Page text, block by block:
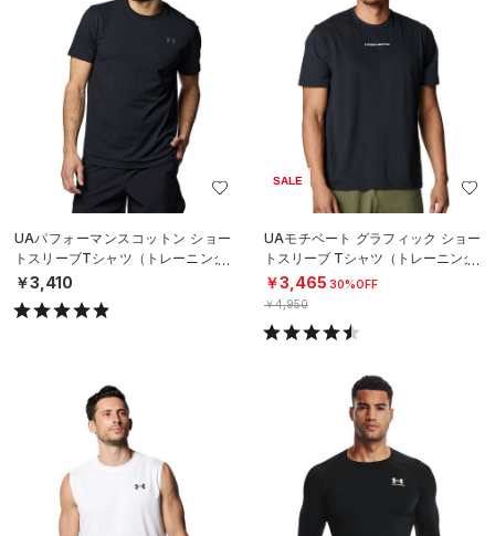
UAパフォーマンスコットン ショー
トスリーブTシャツ（トレーニング/
MEN）
￥3,410
SALE
UAモチベート グラフィック ショー
トスリーブ Tシャツ（トレーニング/
MEN）
￥3,465 30%OFF
￥4,950